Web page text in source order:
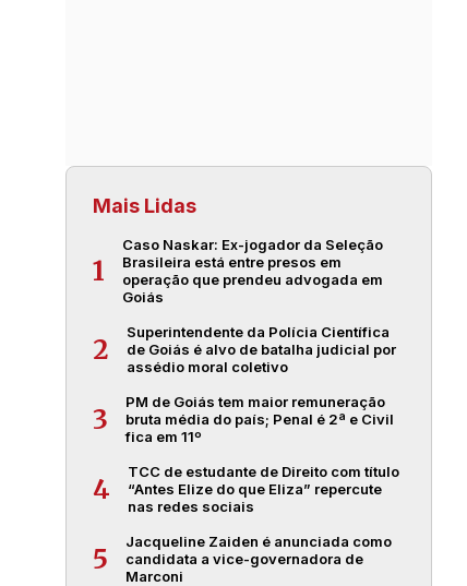
Mais Lidas
1
Caso Naskar: Ex-jogador da Seleção
Brasileira está entre presos em
operação que prendeu advogada em
Goiás
2
Superintendente da Polícia Científica
de Goiás é alvo de batalha judicial por
assédio moral coletivo
3
PM de Goiás tem maior remuneração
bruta média do país; Penal é 2ª e Civil
fica em 11º
4
TCC de estudante de Direito com título
“Antes Elize do que Eliza” repercute
nas redes sociais
5
Jacqueline Zaiden é anunciada como
candidata a vice-governadora de
Marconi